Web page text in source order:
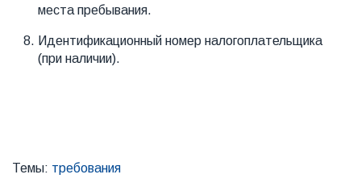
места пребывания.
Идентификационный номер налогоплательщика
(при наличии).
Темы: требования